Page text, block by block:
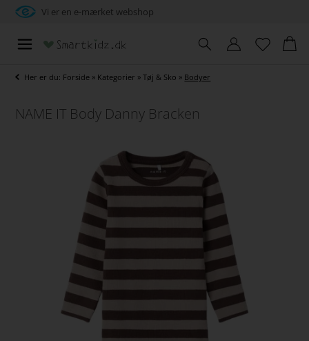
Vi er en e-mærket webshop
Her er du: Forside » Kategorier »Tøj & Sko » Bodyer
NAME IT Body Danny Bracken